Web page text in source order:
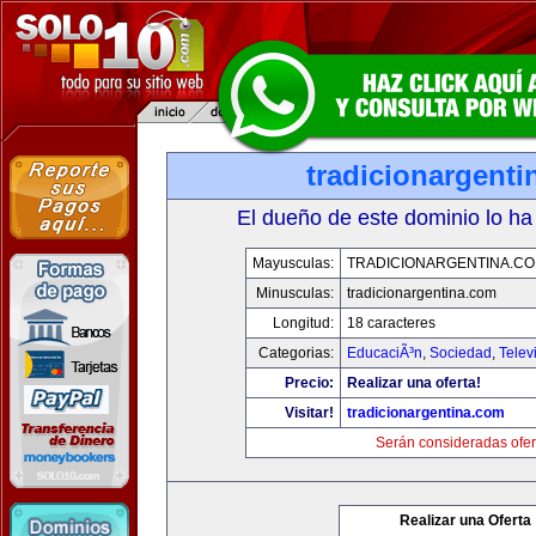
El dueño de este dominio lo
Mayusculas:
Minusculas:
tradicionargentina.com
Longitud:
18 caracteres
Categorias:
EducaciÃ³n, Sociedad ,
Precio:
Realizar una oferta!
Visitar!
tradicionargentina.com
Serán consideradas
Realizar una Oferta